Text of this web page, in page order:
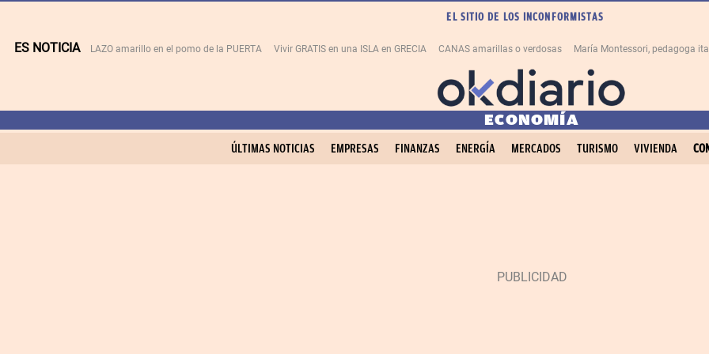
EL SITIO DE LOS INCONFORMISTAS
ES NOTICIA LAZO amarillo en el pomo de la PUERTA Vivir GRATIS en una ISLA en GRECIA CANAS amarillas o verdosas
ECONOMÍA
ÚLTIMAS NOTICIAS EMPRESAS FINANZAS ENERGÍA MERCADOS TURISMO VIVIENDA